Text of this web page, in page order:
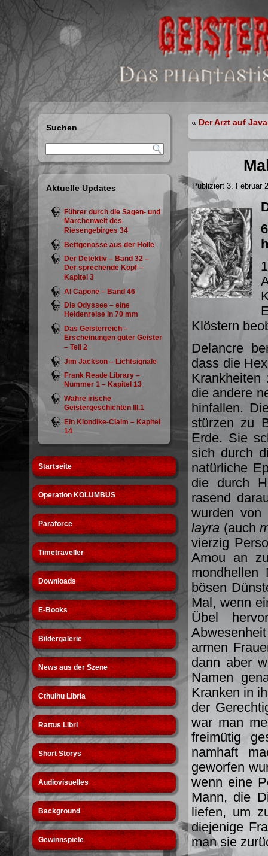
Suchen
Aktuelle Updates
Führer durch die Sagen- und
Märchenwelt des
Riesengebirges 34
Bettgenosse aus der Hölle
Der Detektiv – Band 32 –
Der sprechende Kopf –
Kapitel 3
Al Capone – Band 46
Die Odyssee – eine
Heldenreise in 70 mm
Das Geisterreich –
Erscheinungen guter Geister
– Teil 2
Jim Jackson – Lichtsignale
Frank Reade Library –
Nummer 1 – Kapitel 13
Wahre irische
Geistergeschichten III.1
Ein Klondike-Claim – Kapitel
14
Startseite
Operation KOLUMBUS
Paraforce
Timetraveller
Downloads
E-Books
Bildergalerie
News aus der Szene
Cthulhu Libria
Rattus Libri
Short Storys
Audiovisuelles
Background
Gewinnspiele
« Der Arzt auf
Publiziert 3. Februar
Klöstern
Delancre
dass die
die andere
hinfallen.
stürzen zu
Erde. Sie
sich durch
natürliche
die durch
rasend
wurden
layra (auch
vierzig
Amou an
bösen
Mal, wenn
Übel
armen
dann aber
Namen
Kranken in
der
war man
freimütig
namhaft
geworfen
wenn eine
Mann, die
liefen, um
diejenige
man sie